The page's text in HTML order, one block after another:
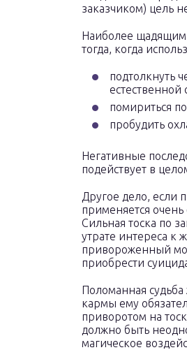
заказчиком) цель
Наиболее щадящим
тогда, когда
подтолкнуть
естественной
помириться
пробудить
Негативные
подействует в
Другое дело, если
применяется
Сильная тоска по
утрате интереса к
привороженный
приобрести
Поломанная
кармы ему
приворотом на
должно быть
магическое